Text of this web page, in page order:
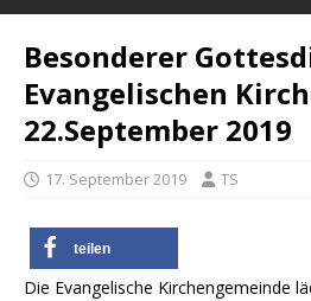
Besonderer
Evangelischen
22.September 2019
17. September 2019 TS
teilen
Die Evangelische Kirchengemeinde